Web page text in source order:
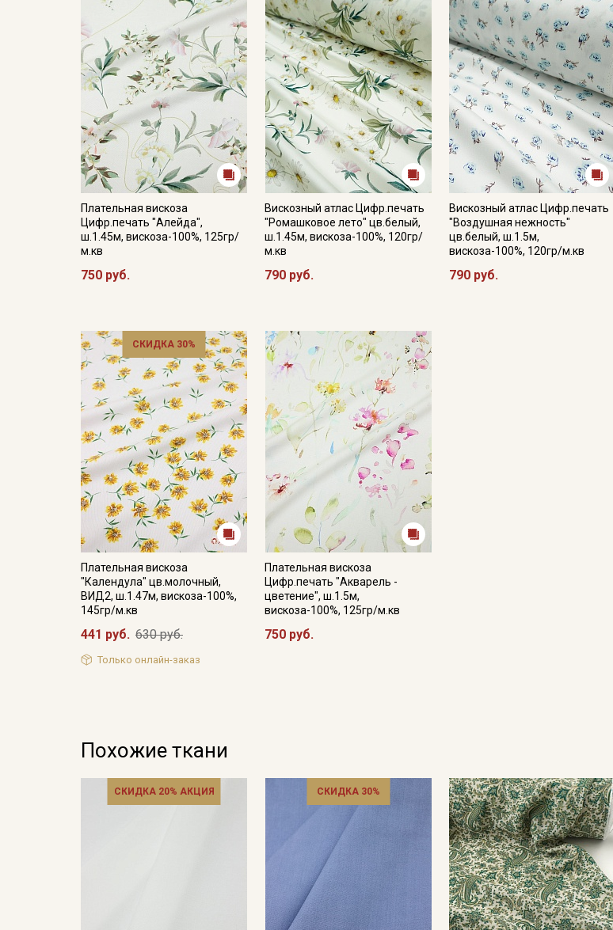
Плательная вискоза
Цифр.печать "Алейда",
ш.1.45м, вискоза-100%, 125гр/
м.кв
750 руб.
Вискозный атлас Цифр.печать
"Ромашковое лето" цв.белый,
ш.1.45м, вискоза-100%, 120гр/
м.кв
790 руб.
Вискозный атлас Цифр.печать
"Воздушная нежность"
цв.белый, ш.1.5м,
вискоза-100%, 120гр/м.кв
790 руб.
СКИДКА 30%
Плательная вискоза
"Календула" цв.молочный,
ВИД2, ш.1.47м, вискоза-100%,
145гр/м.кв
441 руб. 630 руб.
Только онлайн-заказ
Плательная вискоза
Цифр.печать "Акварель -
цветение", ш.1.5м,
вискоза-100%, 125гр/м.кв
750 руб.
Похожие ткани
СКИДКА 20% АКЦИЯ СКИДКА 30%
Даю
Согласие на получение рекламных и
информационных рассылок